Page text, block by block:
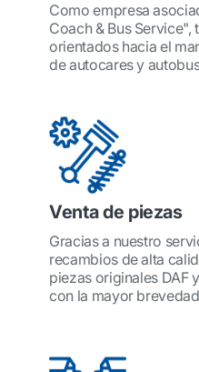
Como empresa
Coach & Bus Service",
orientados hacia el
de autocares y
Venta de piezas
Gracias a nuestro
recambios de alta
piezas originales DAF
con la mayor